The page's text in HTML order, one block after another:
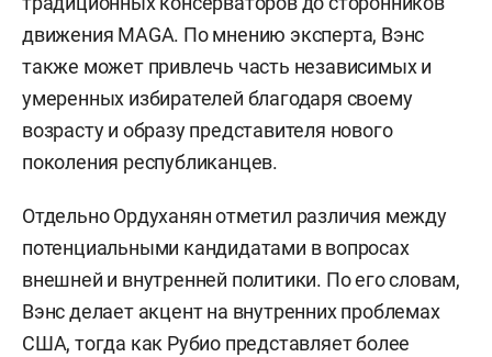
движения MAGA. По мнению эксперта, Вэнс
также может привлечь часть независимых и
умеренных избирателей благодаря своему
возрасту и образу представителя нового
поколения республиканцев.
Отдельно Ордуханян отметил различия между
потенциальными кандидатами в вопросах
внешней и внутренней политики. По его словам,
Вэнс делает акцент на внутренних проблемах
США, тогда как Рубио представляет более